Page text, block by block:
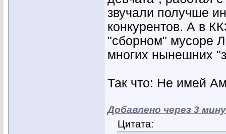
звучали получше
конкурентов. А в
"сборном" мусоре
многих нынешних
Так что: Не имей
Добавлено через 3
Цитата: